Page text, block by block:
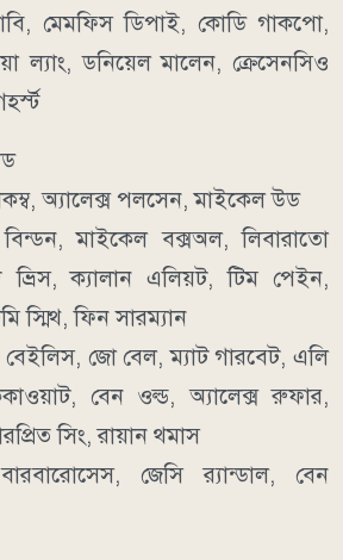
মেমফিস ডিপাই, কোডি গাকপো,
ল্যাং, ডনিয়েল মালেন, ক্রেসেনসিও
অ্যালেক্স পলসেন, মাইকেল উড
বিন্ডন, মাইকেল বক্সঅল, লিবারাতো
ভ্রিস, ক্যালান এলিয়ট, টিম পেইন,
স্মিথ, ফিন সারম্যান
বেইলিস, জো বেল, ম্যাট গারবেট, এলি
বেন ওল্ড, অ্যালেক্স রুফার,
সিং, রায়ান থমাস
জেসি র‍্যান্ডাল, বেন